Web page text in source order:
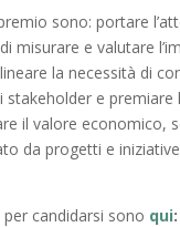
sono: portare
misurare e valutare
la necessità di
stakeholder e premiare
il valore economico,
da progetti e
candidarsi sono qui: